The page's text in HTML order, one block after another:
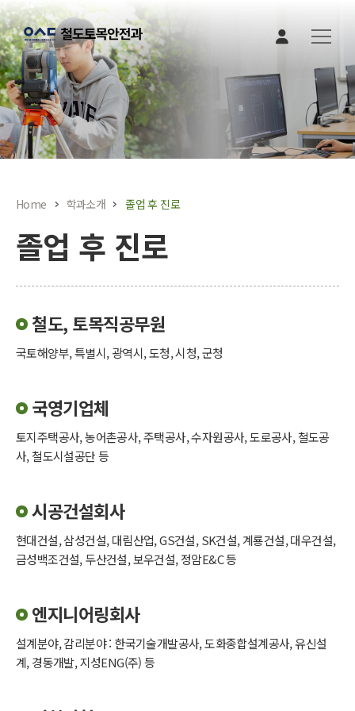
본문 바로가기
Home 학과소개 졸업 후 진로
졸업 후 진로
철도, 토목직공무원
국토해양부, 특별시, 광역시, 도청, 시청, 군청
국영기업체
토지주택공사, 농어촌공사, 주택공사, 수자원공사, 도로공사, 철도공
사, 철도시설공단 등
시공건설회사
현대건설, 삼성건설, 대림산업, GS건설, SK건설, 계룡건설, 대우건설,
금성백조건설, 두산건설, 보우건설, 정암E&C 등
엔지니어링회사
설계분야, 감리분야 : 한국기술개발공사, 도화종합설계공사, 유신설
계, 경동개발, 지성ENG(주) 등